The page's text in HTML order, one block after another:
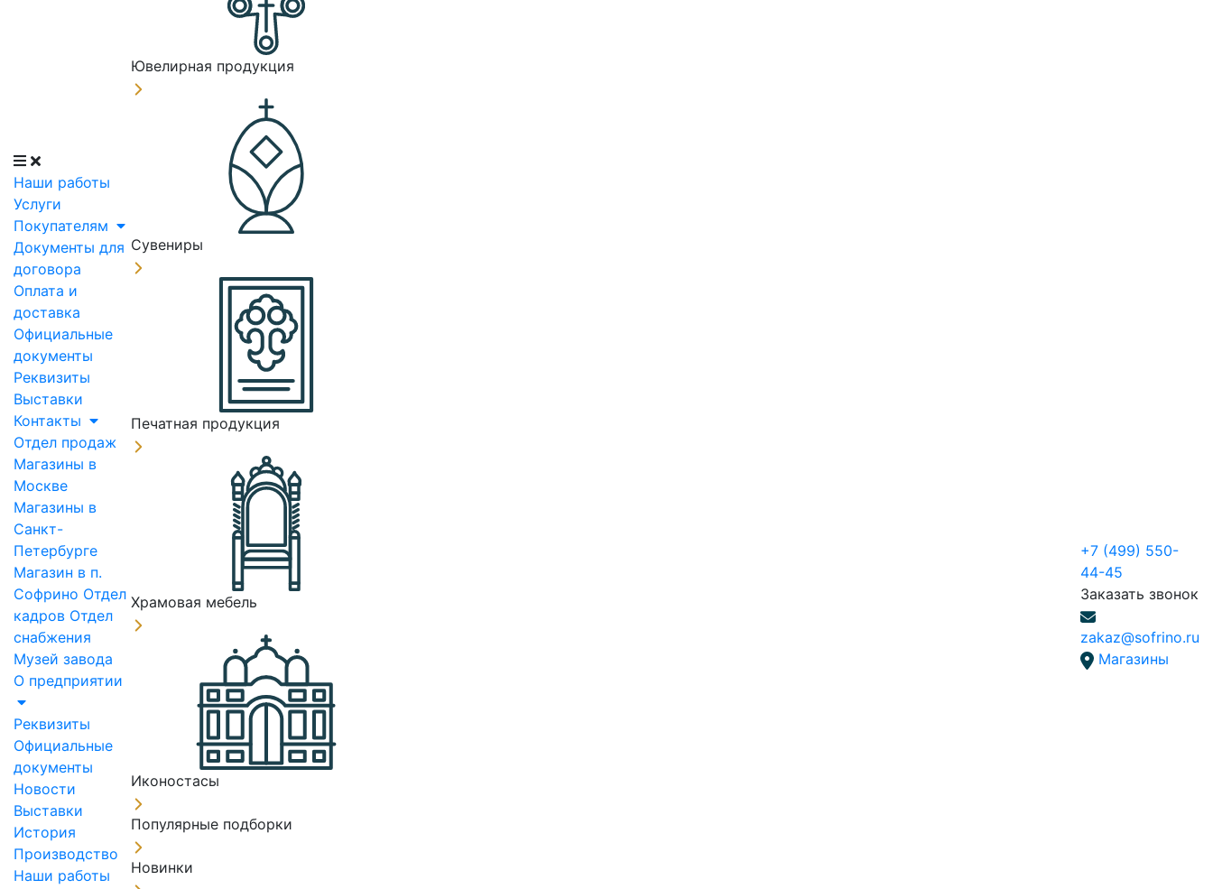
Наши работы
Услуги
Покупателям
Документы для
договора
Оплата и
доставка
Официальные
документы
Реквизиты
Выставки
Контакты
Отдел продаж
Магазины в
Москве
Магазины в
Санкт-
Петербурге
Магазин в п.
Софрино Отдел
кадров Отдел
снабжения
Музей завода
О предприятии
Реквизиты
Официальные
документы
Новости
Выставки
История
Производство
Наши работы
Ювелирная продукция
Сувениры
Печатная продукция
Храмовая мебель
Иконостасы
Популярные подборки
Новинки
+7 (499) 550-
44-45
Заказать звонок
zakaz@sofrino.ru
Магазины